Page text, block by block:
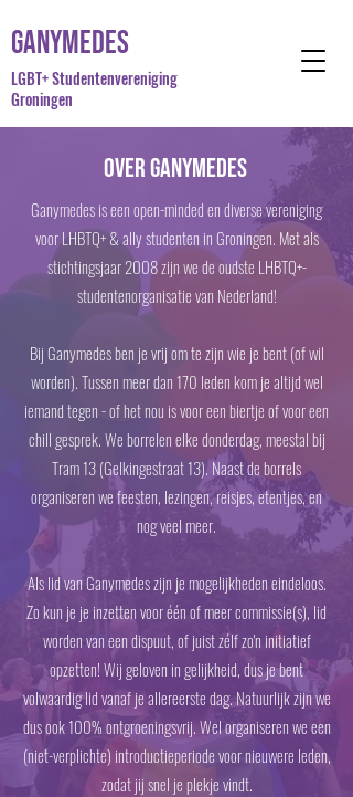
Ganymedes
LGBT+ Studentenvereniging
Groningen
Over Ganymedes
Ganymedes is een open-minded en diverse vereniging
voor LHBTQ+ & ally studenten in Groningen. Met als
stichtingsjaar 2008 zijn we de oudste LHBTQ+-
studentenorganisatie van Nederland!
Bij Ganymedes ben je vrij om te zijn wie je bent (of wil
worden). Tussen meer dan 170 leden kom je altijd wel
iemand tegen - of het nou is voor een biertje of voor een
chill gesprek. We borrelen elke donderdag, meestal bij
Tram 13 (Gelkingestraat 13). Naast de borrels
organiseren we feesten, lezingen, reisjes, etentjes, en
nog veel meer.
Als lid van Ganymedes zijn je mogelijkheden eindeloos.
Zo kun je je inzetten voor één of meer commissie(s), lid
worden van een dispuut, of juist zélf zo'n initiatief
opzetten! Wij geloven in gelijkheid, dus je bent
volwaardig lid vanaf je allereerste dag. Natuurlijk zijn we
dus ook 100% ontgroeningsvrij. Wel organiseren we een
(niet-verplichte) introductieperiode voor nieuwere leden,
zodat jij snel je plekje vindt.